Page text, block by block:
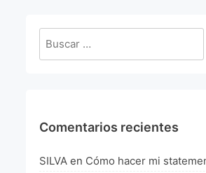
La Fórmula Científica
Association Paris
Fundación Colombia
Buscar:
Comentarios recientes
SILVA en Cómo hacer mi